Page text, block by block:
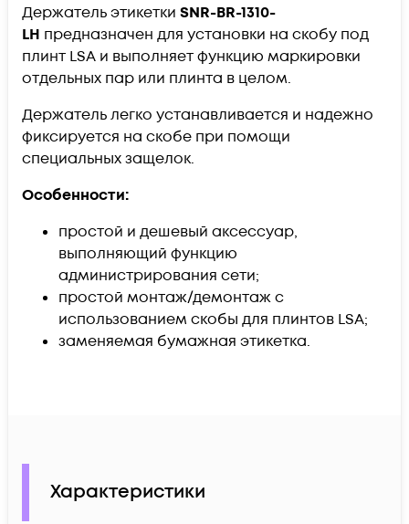
Держатель этикетки SNR-BR-1310-
LH предназначен для установки на скобу под
плинт LSA и выполняет функцию маркировки
отдельных пар или плинта в целом.
Держатель легко устанавливается и надежно
фиксируется на скобе при помощи
специальных защелок.
Особенности:
простой и дешевый аксессуар,
выполняющий функцию
администрирования сети;
простой монтаж/демонтаж с
использованием скобы для плинтов LSA;
заменяемая бумажная этикетка.
Характеристики